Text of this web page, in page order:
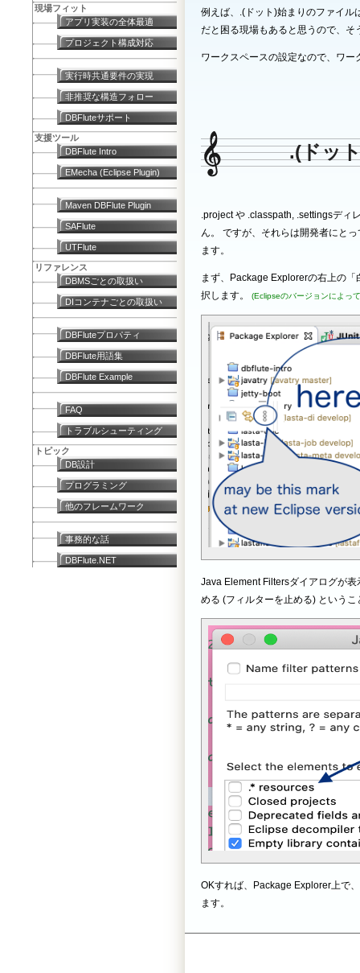
例えば、.(ドット)始まりのファイル
だと困る現場もあると思うので、
ワークスペースの設定なので、ワ
.(ドッ
.project や .classpath, .settingsディ
ん。 ですが、それらは開発者にと
ます。
まず、Package Explorerの右上の
択します。
(Eclipseのバージョンによっ
Java Element Filtersダイアログが
める (フィルターを止める) というこ
OKすれば、Package Explorer上で
ます。
現場フィット
アプリ実装の全体最適
プロジェクト構成対応
実行時共通要件の実現
非推奨な構造フォロー
DBFluteサポート
支援ツール
DBFlute Intro
EMecha (Eclipse Plugin)
Maven DBFlute Plugin
SAFlute
UTFlute
リファレンス
DBMSごとの取扱い
DIコンテナごとの取扱い
DBFluteプロパティ
DBFlute用語集
DBFlute Example
FAQ
トラブルシューティング
トピック
DB設計
プログラミング
他のフレームワーク
事務的な話
DBFlute.NET